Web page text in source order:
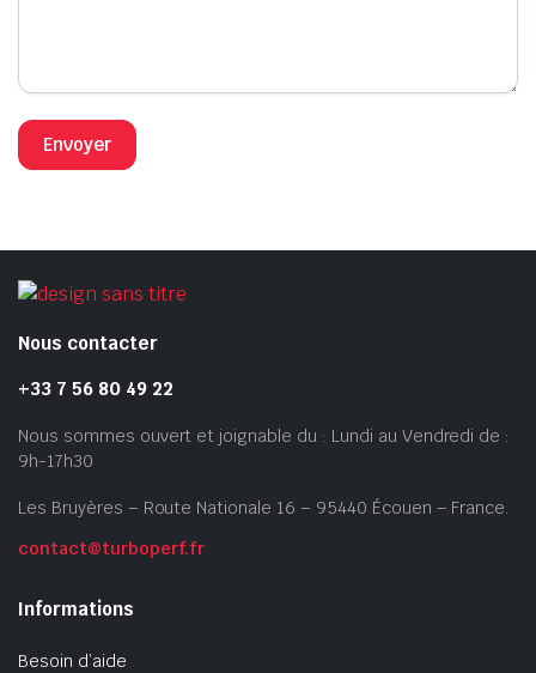
Nous contacter
+33 7 56 80 49 22
Nous sommes ouvert et joignable du : Lundi au Vendredi de :
9h-17h30
Les Bruyères – Route Nationale 16 – 95440 Écouen – France.
contact@turboperf.fr
Informations
Besoin d’aide